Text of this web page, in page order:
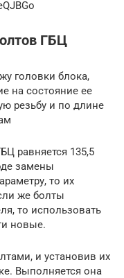
ГБЦ
головки блока,
на состояние ее
резьбу и по длине
равняется 135,5
замены
то их
же болты
то использовать
новые.
и установив их
Выполняется она